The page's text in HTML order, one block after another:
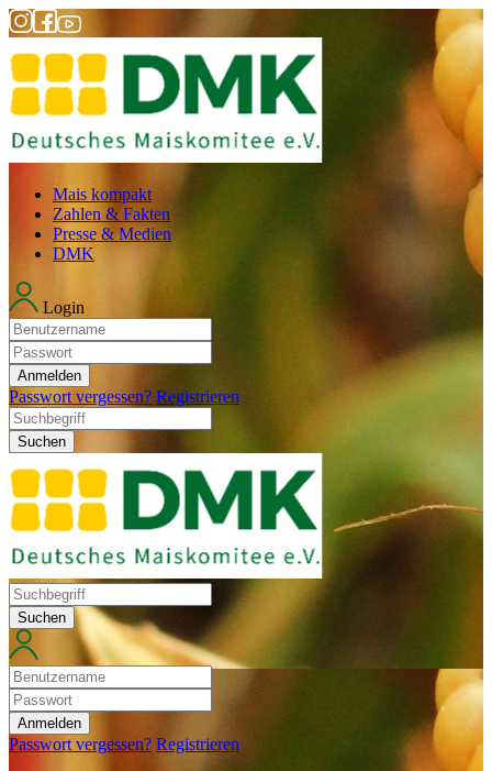
Mais kompakt
Zahlen & Fakten
Presse & Medien
DMK
Login
Anmelden
Passwort vergessen? Registrieren
Suchen
Suchen
Anmelden
Passwort vergessen? Registrieren